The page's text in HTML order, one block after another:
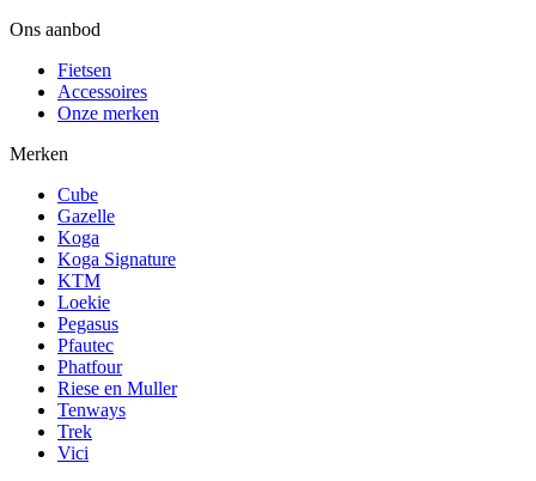
Ons aanbod
Fietsen
Accessoires
Onze merken
Merken
Cube
Gazelle
Koga
Koga Signature
KTM
Loekie
Pegasus
Pfautec
Phatfour
Riese en Muller
Tenways
Trek
Vici